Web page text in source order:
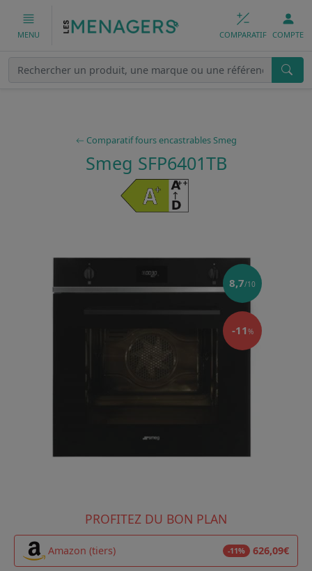
MENU COMPARATIF COMPTE
Comparatif fours encastrables Smeg
Smeg SFP6401TB
8,7/10
-11 %
PROFITEZ DU BON PLAN
Amazon (tiers) -11% 626,09€